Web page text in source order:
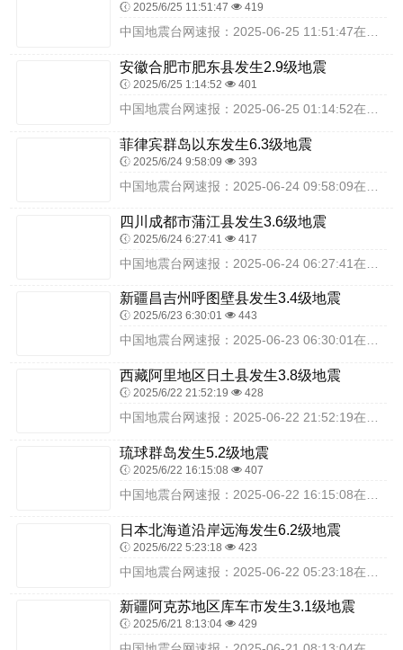
2025/6/25 11:51:47 419
中国地震台网速报：2025-06-25 11:51:47在新疆昌吉州呼图壁县（北纬44.17度，东经86.83度）发生3.8级地震，震源深度12千米，最终结果以...
安徽合肥市肥东县发生2.9级地震
2025/6/25 1:14:52 401
菲律宾群岛以东发生6.3级地震
2025/6/24 9:58:09 393
四川成都市蒲江县发生3.6级地震
2025/6/24 6:27:41 417
新疆昌吉州呼图壁县发生3.4级地震
2025/6/23 6:30:01 443
中国地震台网速报：2025-06-23 06:30:01在新疆昌吉州呼图壁县（北纬44.12度，东经86.84度）发生3.4级地震，震源深度15千米，最终结果以...
西藏阿里地区日土县发生3.8级地震
2025/6/22 21:52:19 428
琉球群岛发生5.2级地震
2025/6/22 16:15:08 407
日本北海道沿岸远海发生6.2级地震
2025/6/22 5:23:18 423
新疆阿克苏地区库车市发生3.1级地震
2025/6/21 8:13:04 429